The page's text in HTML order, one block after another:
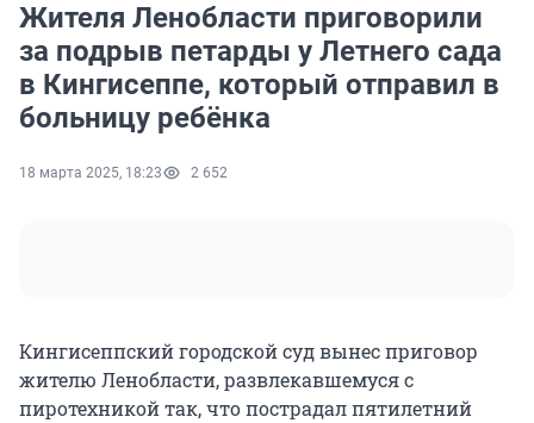
Жителя Ленобласти приговорили
за подрыв петарды у Летнего сада
в Кингисеппе, который отправил в
больницу ребёнка
18 марта 2025, 18:23 2 652
Кингисеппский городской суд вынес приговор
жителю Ленобласти, развлекавшемуся с
пиротехникой так, что пострадал пятилетний